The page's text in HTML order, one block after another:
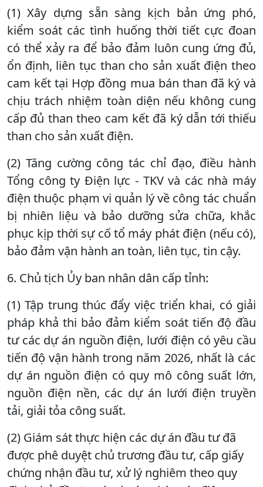
(1) Xây dựng sẵn sàng kịch bản ứng phó,
kiểm soát các tình huống thời tiết cực đoan
có thể xảy ra để bảo đảm luôn cung ứng đủ,
ổn định, liên tục than cho sản xuất điện theo
cam kết tại Hợp đồng mua bán than đã ký và
chịu trách nhiệm toàn diện nếu không cung
cấp đủ than theo cam kết đã ký dẫn tới thiếu
than cho sản xuất điện.
(2) Tăng cường công tác chỉ đạo, điều hành
Tổng công ty Điện lực - TKV và các nhà máy
điện thuộc phạm vi quản lý về công tác chuẩn
bị nhiên liệu và bảo dưỡng sửa chữa, khắc
phục kịp thời sự cố tổ máy phát điện (nếu có),
bảo đảm vận hành an toàn, liên tục, tin cậy.
6. Chủ tịch Ủy ban nhân dân cấp tỉnh:
(1) Tập trung thúc đẩy việc triển khai, có giải
pháp khả thi bảo đảm kiểm soát tiến độ đầu
tư các dự án nguồn điện, lưới điện có yêu cầu
tiến độ vận hành trong năm 2026, nhất là các
dự án nguồn điện có quy mô công suất lớn,
nguồn điện nền, các dự án lưới điện truyền
tải, giải tỏa công suất.
(2) Giám sát thực hiện các dự án đầu tư đã
được phê duyệt chủ trương đầu tư, cấp giấy
chứng nhận đầu tư, xử lý nghiêm theo quy